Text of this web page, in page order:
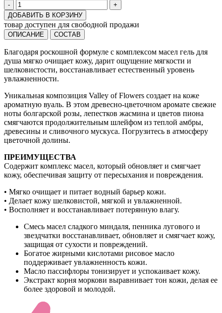
-
+
ДОБАВИТЬ В КОРЗИНУ
товар доступен для свободной продажи
ОПИСАНИЕ СОСТАВ
Благодаря роскошной формуле с комплексом масел гель для
душа мягко очищает кожу, дарит ощущение мягкости и
шелковистости, восстанавливает естественный уровень
увлажненности.
Уникальная композиция Valley of Flowers создает на коже
ароматную вуаль. В этом древесно-цветочном аромате свежие
ноты болгарской розы, лепестков жасмина и цветов пиона
смягчаются продолжительным шлейфом из теплой амбры,
древесины и сливочного мускуса. Погрузитесь в атмосферу
цветочной долины.
ПРЕИМУЩЕСТВА
Содержит комплекс масел, который обновляет и смягчает
кожу, обеспечивая защиту от пересыхания и повреждения.
• Мягко очищает и питает водный барьер кожи.
• Делает кожу шелковистой, мягкой и увлажненной.
• Восполняет и восстанавливает потерянную влагу.
Смесь масел сладкого миндаля, пенника лугового и
звездчатки восстанавливает, обновляет и смягчает кожу,
защищая от сухости и повреждений.
Богатое жирными кислотами рисовое масло
поддерживает увлажненность кожи.
Масло пассифлоры тонизирует и успокаивает кожу.
Экстракт корня моркови выравнивает тон кожи, делая ее
более здоровой и молодой.